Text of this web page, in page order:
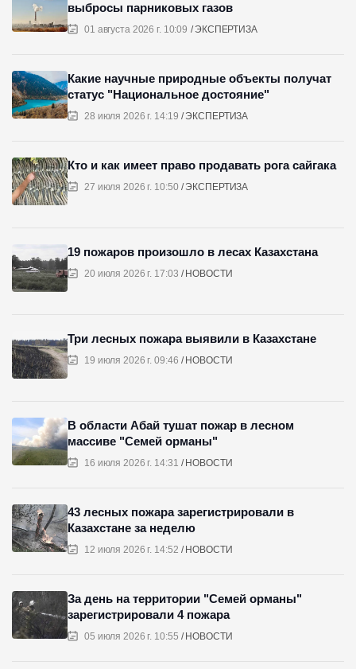
01 августа 2026 г. 10:09 ЭКСПЕРТИЗА
выбросы парниковых газов
28 июля 2026 г. 14:19 ЭКСПЕРТИЗА
Какие научные природные объекты получат
статус "Национальное достояние"
27 июля 2026 г. 10:50 ЭКСПЕРТИЗА
Кто и как имеет право продавать рога сайгака
20 июля 2026 г. 17:03 НОВОСТИ
19 пожаров произошло в лесах Казахстана
19 июля 2026 г. 09:46 НОВОСТИ
Три лесных пожара выявили в Казахстане
16 июля 2026 г. 14:31 НОВОСТИ
В области Абай тушат пожар в лесном
массиве "Семей орманы"
12 июля 2026 г. 14:52 НОВОСТИ
43 лесных пожара зарегистрировали в
Казахстане за неделю
05 июля 2026 г. 10:55 НОВОСТИ
За день на территории "Семей орманы"
зарегистрировали 4 пожара